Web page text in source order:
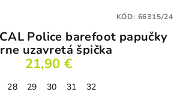
Police barefoot papučky
uzavretá špička
21,90 €
28 29 30 31
32
KÓD: 66315/24